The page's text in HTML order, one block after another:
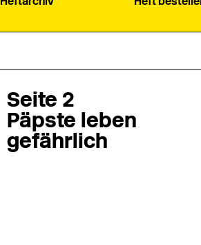
Seite 2
Päpste leben
gefährlich